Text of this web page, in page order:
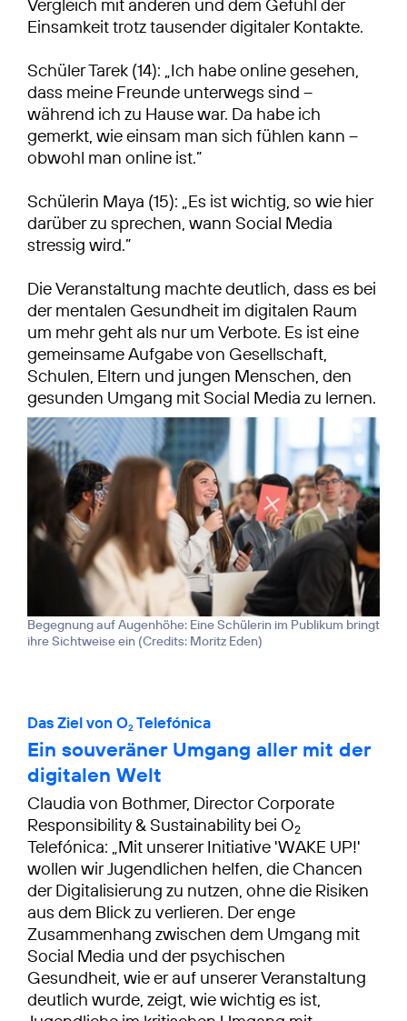
Vergleich mit anderen und dem Gefühl der
Einsamkeit trotz tausender digitaler Kontakte.
Schüler Tarek (14): „Ich habe online gesehen,
dass meine Freunde unterwegs sind –
während ich zu Hause war. Da habe ich
gemerkt, wie einsam man sich fühlen kann –
obwohl man online ist.”
Schülerin Maya (15): „Es ist wichtig, so wie hier
darüber zu sprechen, wann Social Media
stressig wird.”
Die Veranstaltung machte deutlich, dass es bei
der mentalen Gesundheit im digitalen Raum
um mehr geht als nur um Verbote. Es ist eine
gemeinsame Aufgabe von Gesellschaft,
Schulen, Eltern und jungen Menschen, den
gesunden Umgang mit Social Media zu lernen.
Begegnung auf Augenhöhe: Eine Schülerin im Publikum bringt
ihre Sichtweise ein (Credits: Moritz Eden)
Das Ziel von O2 Telefónica
Ein souveräner Umgang aller mit der
digitalen Welt
Claudia von Bothmer, Director Corporate
Responsibility & Sustainability bei O2
Telefónica: „Mit unserer Initiative 'WAKE UP!'
wollen wir Jugendlichen helfen, die Chancen
der Digitalisierung zu nutzen, ohne die Risiken
aus dem Blick zu verlieren. Der enge
Zusammenhang zwischen dem Umgang mit
Social Media und der psychischen
Gesundheit, wie er auf unserer Veranstaltung
deutlich wurde, zeigt, wie wichtig es ist,